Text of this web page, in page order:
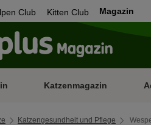
Club Kitten Club Magazin
Katzenmagazin
Katzengesundheit und Pflege